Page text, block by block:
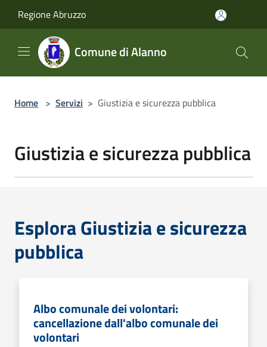
Regione Abruzzo
Comune di Alanno
Home > Servizi > Giustizia e sicurezza pubblica
Giustizia e sicurezza pubblica
Esplora Giustizia e sicurezza
pubblica
Albo comunale dei volontari:
cancellazione dall'albo comunale dei
volontari